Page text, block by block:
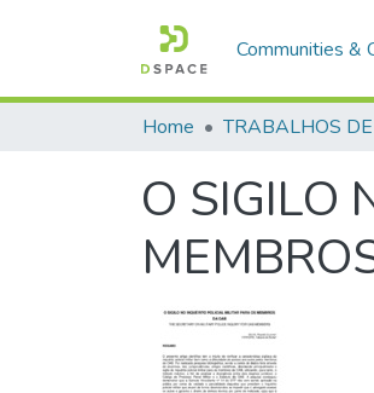
Communities &
Home
O SIGILO